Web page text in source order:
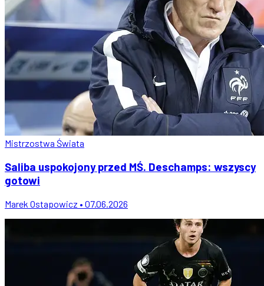
Mistrzostwa Świata
Saliba uspokojony przed MŚ. Deschamps: wszyscy
gotowi
Marek Ostapowicz • 07.06.2026